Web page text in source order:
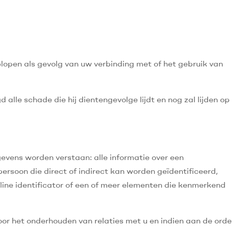
als gevolg van uw verbinding met of het gebruik van
alle schade die hij dientengevolge lijdt en nog zal lijden op
worden verstaan: alle informatie over een
die direct of indirect kan worden geïdentificeerd,
identificator of een of meer elementen die kenmerkend
het onderhouden van relaties met u en indien aan de orde